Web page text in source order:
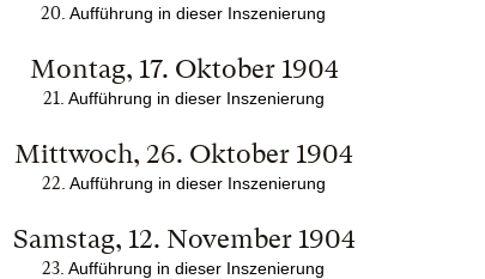
20 Aufführung in dieser Inszenierung
Montag, 17. Oktober 1904
21 Aufführung in dieser Inszenierung
Mittwoch, 26. Oktober 1904
22 Aufführung in dieser Inszenierung
Samstag, 12. November 1904
23 Aufführung in dieser Inszenierung